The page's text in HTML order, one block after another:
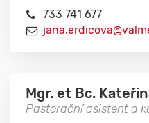
733 741 677
Mgr. et Bc.
Pastorační asistent a